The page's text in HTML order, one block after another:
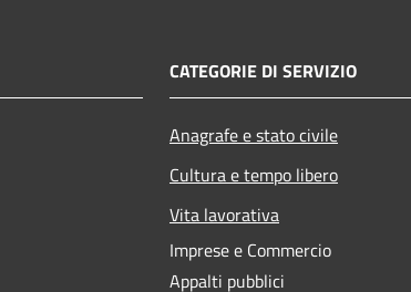
CATEGORIE DI SERVIZIO
Anagrafe e stato civile
Cultura e tempo libero
Vita lavorativa
Imprese e Commercio
Appalti pubblici